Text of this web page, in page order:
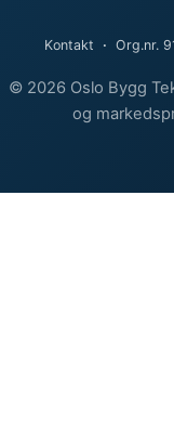
© 2026 Oslo Bygg
og
Kontakt · Org.nr.